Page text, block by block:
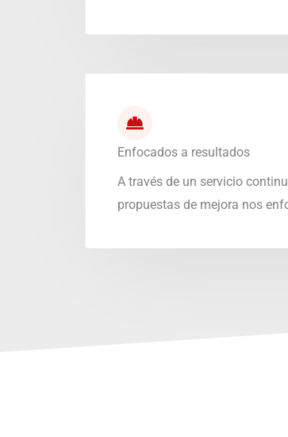
Enfocados a resultados
A través de un servicio
propuestas de mejora nos